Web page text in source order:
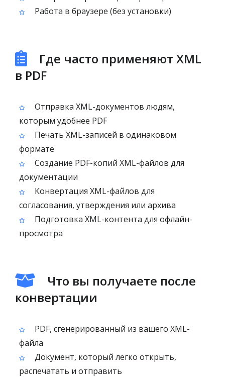
Работа в браузере (без установки)
Где часто применяют XML
в PDF
Отправка XML-документов людям,
которым удобнее PDF
Печать XML-записей в одинаковом
формате
Создание PDF-копий XML-файлов для
документации
Конвертация XML-файлов для
согласования, утверждения или архива
Подготовка XML-контента для офлайн-
просмотра
Что вы получаете после
конвертации
PDF, сгенерированный из вашего XML-
файла
Документ, который легко открыть,
распечатать и отправить